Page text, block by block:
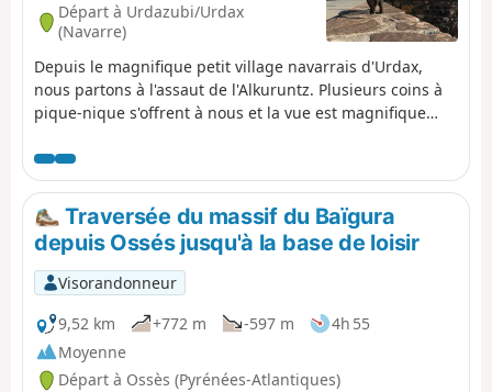
Départ à Urdazubi/Urdax
(Navarre)
Depuis le magnifique petit village navarrais d'Urdax,
nous partons à l'assaut de l'Alkuruntz. Plusieurs coins à
pique-nique s'offrent à nous et la vue est magnifique
Traversée du massif du Baïgura
depuis Ossés jusqu'à la base de loisir
Visorandonneur
9,52 km
+772 m -597 m
4h 55
Moyenne
Départ à Ossès (Pyrénées-Atlantiques)